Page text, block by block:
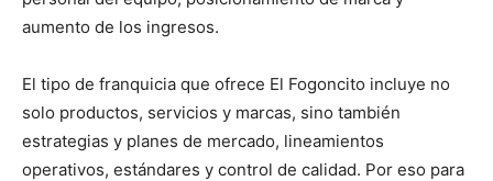
aumento de los ingresos.
El tipo de franquicia que ofrece El Fogoncito incluye no
solo productos, servicios y marcas, sino también
estrategias y planes de mercado, lineamientos
operativos, estándares y control de calidad. Por eso para